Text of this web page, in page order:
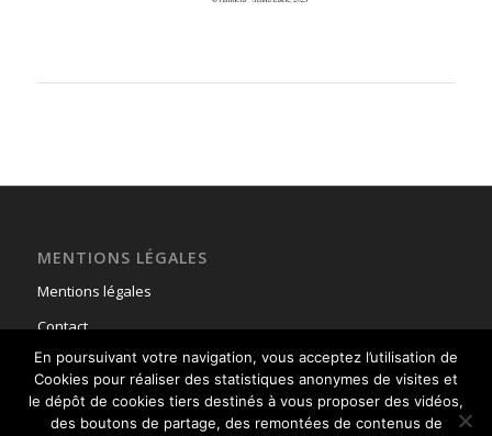
MENTIONS LÉGALES
Mentions légales
Contact
En poursuivant votre navigation, vous acceptez l’utilisation de
Cookies pour réaliser des statistiques anonymes de visites et
le dépôt de cookies tiers destinés à vous proposer des vidéos,
des boutons de partage, des remontées de contenus de